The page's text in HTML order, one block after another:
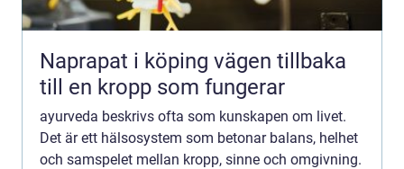
Naprapat i köping vägen tillbaka
till en kropp som fungerar
ayurveda beskrivs ofta som kunskapen om livet.
Det är ett hälsosystem som betonar balans, helhet
och samspelet mellan kropp, sinne och omgivning.